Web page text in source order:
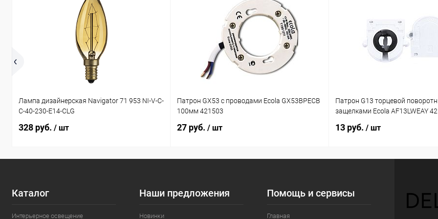
Лампа дизайнерская Navigator 71 953 NI-V-C-
C-40-230-E14-CLG
328 руб. / шт
Патрон GX53 с проводами Ecola GX53BPECB
100мм 421503
27 руб. / шт
Патрон G13 торцевой
защелками Ecola AF13LWEAY
13 руб. / шт
Каталог
Интерьерное освещение
Наши предложения
Новинки
Помощь и сервисы
Главная